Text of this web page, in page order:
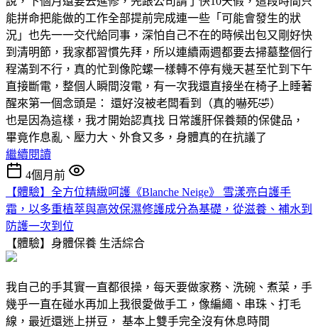
能拼命把能做的工作全部提前完成連一些「可能會發生的狀
況」也先一一交代給同事，深怕自己不在的時候出包又剛好快
到清明節，我家都習慣先拜，所以連續兩週都要去掃墓整個行
程滿到不行，真的忙到像陀螺一樣轉不停有幾天甚至忙到下午
直接斷電，整個人瞬間沒電，有一次我還直接坐在椅子上睡著
醒來第一個念頭是： 還好沒被老闆看到（真的嚇死🤣）
也是因為這樣，我才開始認真找 日常護肝保養類的保健品，
畢竟作息亂、壓力大、外食又多，身體真的在抗議了
繼續閱讀
4個月前
【體驗】全方位精緻呵護《Blanche Neige》 雪漾亮白護手
霜，以多重植萃與高效保濕修護成分為基礎，從滋養、補水到
防護一次到位
【體驗】身體保養 生活綜合
我自己的手其實一直都很操，每天要做家務、洗碗、煮菜，手
幾乎一直在碰水再加上我很愛做手工，像編繩、串珠、打毛
線，最近還迷上拼豆， 基本上雙手完全沒有休息時間